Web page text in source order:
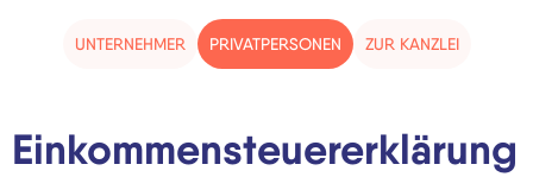
UNTERNEHMER PRIVATPERSONEN ZUR KANZLEI
Einkommensteuererklärung